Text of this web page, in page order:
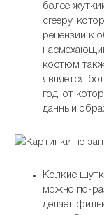
более
creepy,
рецензии к
костюм
является
год, от
данный
Колкие
можно по-
делает